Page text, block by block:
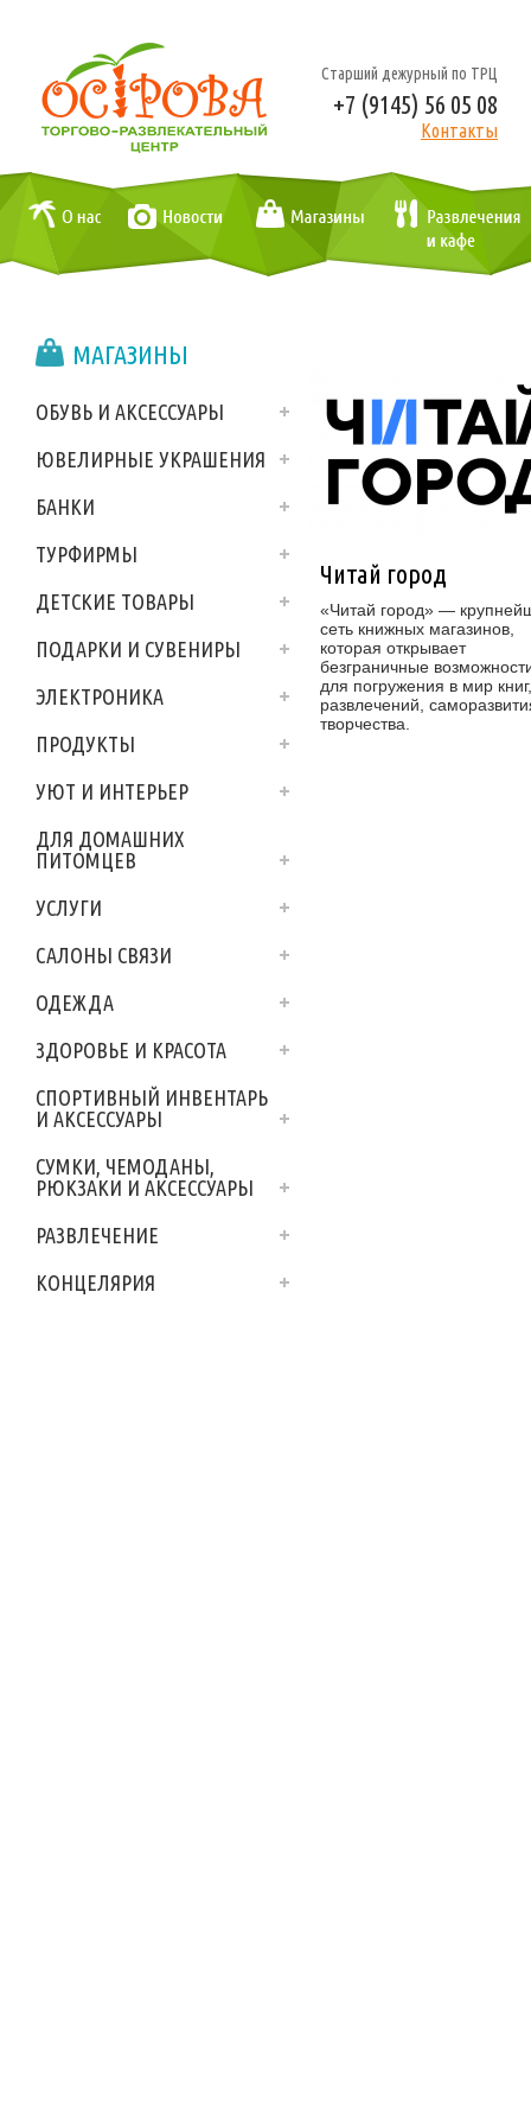
Старший дежурный по ТРЦ
+7 (9145) 56 05 08
Контакты
МАГАЗИНЫ
ОБУВЬ И АКСЕССУАРЫ
ЮВЕЛИРНЫЕ УКРАШЕНИЯ
БАНКИ
ТУРФИРМЫ
ДЕТСКИЕ ТОВАРЫ
ПОДАРКИ И СУВЕНИРЫ
ЭЛЕКТРОНИКА
ПРОДУКТЫ
УЮТ И ИНТЕРЬЕР
ДЛЯ ДОМАШНИХ
ПИТОМЦЕВ
УСЛУГИ
САЛОНЫ СВЯЗИ
ОДЕЖДА
ЗДОРОВЬЕ И КРАСОТА
СПОРТИВНЫЙ ИНВЕНТАРЬ
И АКСЕССУАРЫ
СУМКИ, ЧЕМОДАНЫ,
РЮКЗАКИ И АКСЕССУАРЫ
РАЗВЛЕЧЕНИЕ
КОНЦЕЛЯРИЯ
Читай город
«Читай город» —
сеть книжных магазинов,
которая открывает
безграничные
для погружения в мир книг,
развлечений,
творчества.